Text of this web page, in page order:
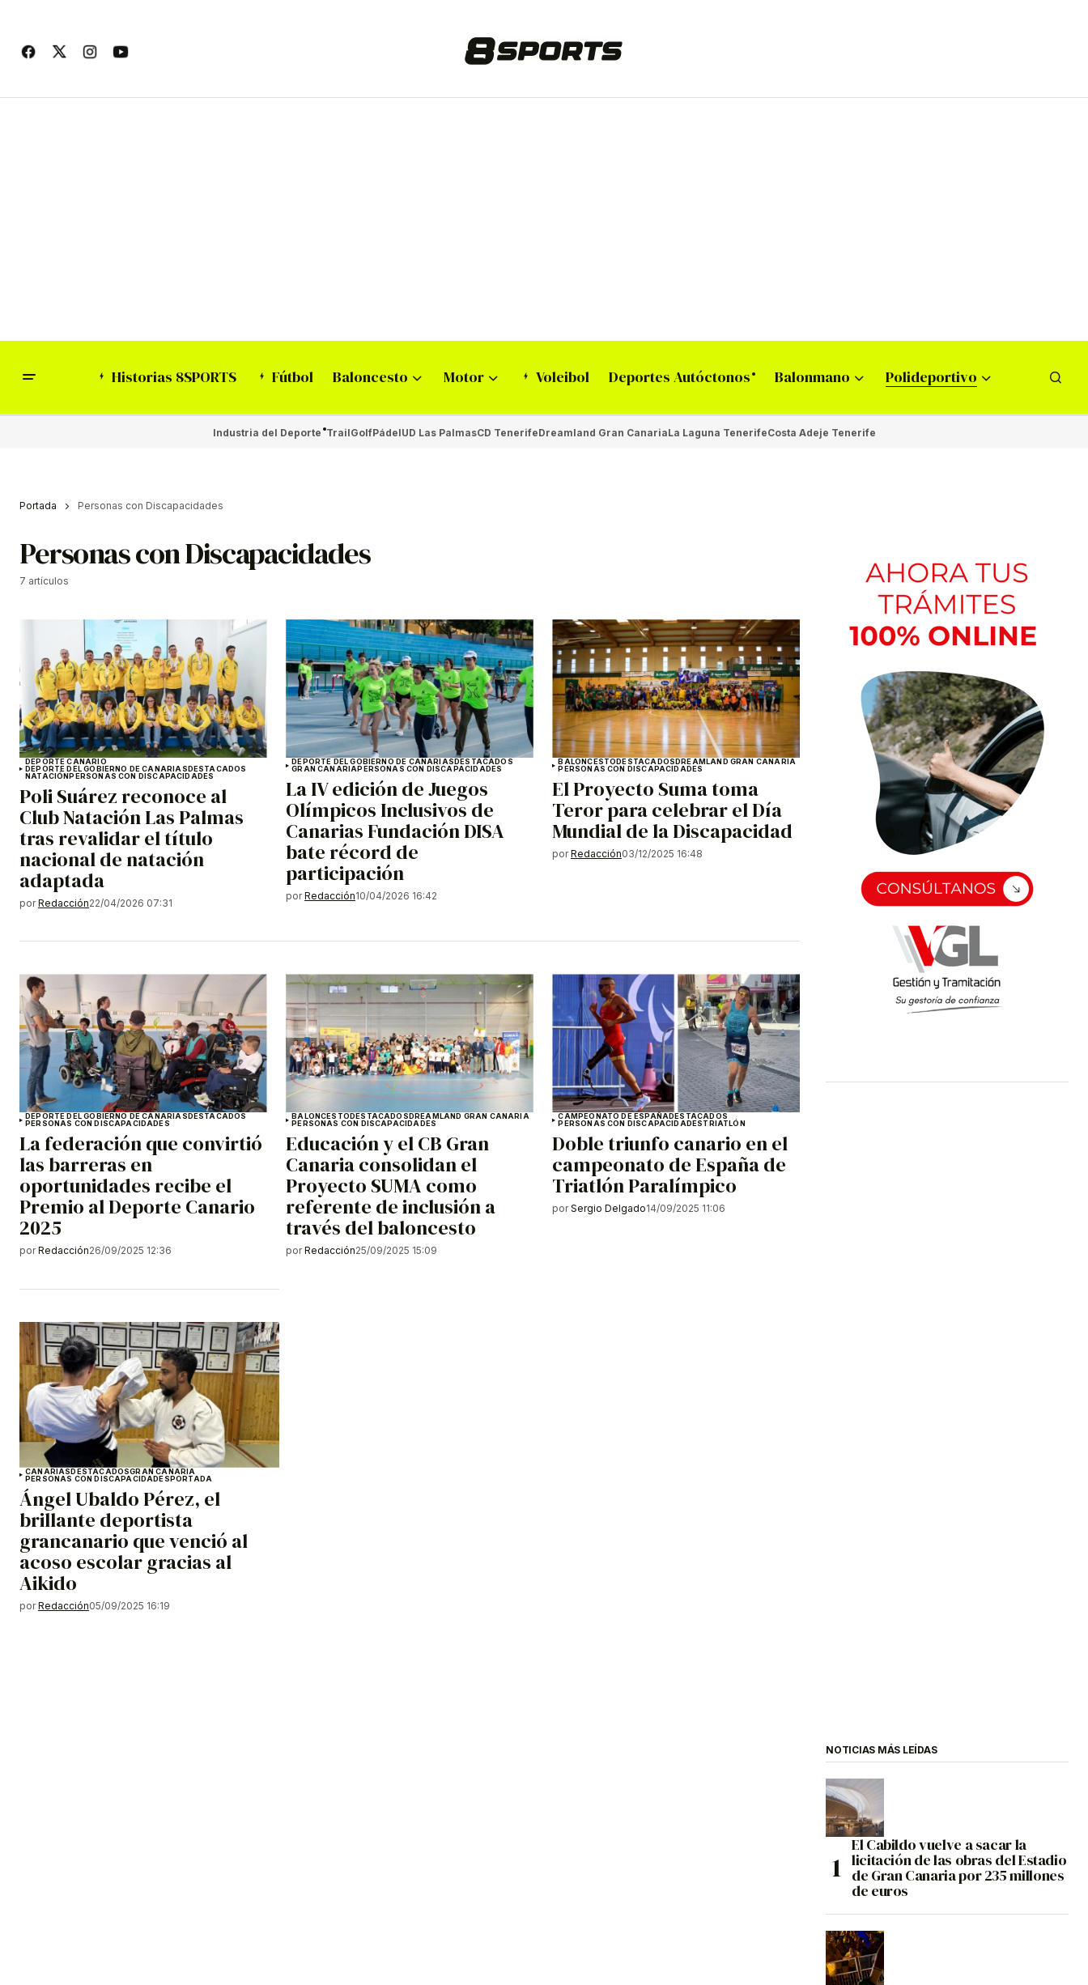
Historias 8SPORTS Fútbol Baloncesto Motor Voleibol Deportes Autóctonos Balonmano Polideportivo
Industria del Deporte TrailGolfPádelUD Las PalmasCD TenerifeDreamland Gran CanariaLa Laguna TenerifeCosta Adeje Tenerife
Portada Personas con Discapacidades
Personas con Discapacidades
7 artículos
DEPORTE CANARIO
DEPORTE DEL GOBIERNO DE CANARIASDESTACADOS
NATACIÓNPERSONAS CON DISCAPACIDADES
Poli Suárez reconoce al
Club Natación Las Palmas
tras revalidar el título
nacional de natación
adaptada
por Redacción22/04/2026 07:31
DEPORTE DEL GOBIERNO DE CANARIASDESTACADOS
GRAN CANARIAPERSONAS CON DISCAPACIDADES
La IV edición de Juegos
Olímpicos Inclusivos de
Canarias Fundación DISA
bate récord de
participación
por Redacción10/04/2026 16:42
BALONCESTODESTACADOSDREAMLAND GRAN CANARIA
PERSONAS CON DISCAPACIDADES
El Proyecto Suma toma
Teror para celebrar el Día
Mundial de la Discapacidad
por Redacción03/12/2025 16:48
DEPORTE DEL GOBIERNO DE CANARIAS DESTACADOS
PERSONAS CON DISCAPACIDADES
La federación que convirtió
las barreras en
oportunidades recibe el
Premio al Deporte Canario
2025
por Redacción26/09/2025 12:36
BALONCESTO DESTACADOS DREAMLAND GRAN CANARIA
PERSONAS CON DISCAPACIDADES
Educación y el CB Gran
Canaria consolidan el
Proyecto SUMA como
referente de inclusión a
través del baloncesto
por Redacción25/09/2025 15:09
CAMPEONATO DE ESPAÑADESTACADOS
PERSONAS CON DISCAPACIDADESTRIATLÓN
Doble triunfo canario en el
campeonato de España de
Triatlón Paralímpico
por Sergio Delgado14/09/2025 11:06
CANARIASDESTACADOSGRAN CANARIA
PERSONAS CON DISCAPACIDADESPORTADA
Ángel Ubaldo Pérez, el
brillante deportista
grancanario que venció al
acoso escolar gracias al
Aikido
por Redacción05/09/2025 16:19
NOTICIAS MÁS LEÍDAS
El Cabildo vuelve a sacar la
licitación de las obras del Estadio
de Gran Canaria por 235 millones
de euros